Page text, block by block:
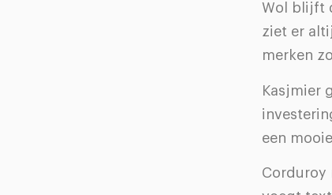
Wol blijft
ziet er
merken
Kasjmier
een
Corduroy